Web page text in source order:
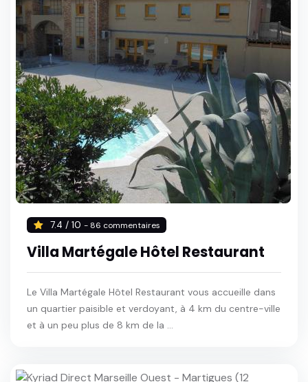
7.4 / 10 - 86 commentaires
Villa Martégale Hôtel Restaurant
Le Villa Martégale Hôtel Restaurant vous accueille dans
un quartier paisible et verdoyant, à 4 km du centre-ville
et à un peu plus de 8 km de la ...